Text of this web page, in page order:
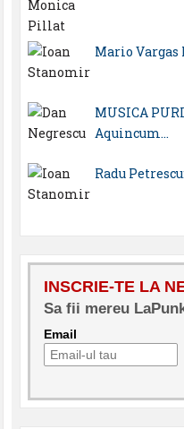
Mario
MUSICA
Aquincum…
Radu
INSCRIE-TE LA
Sa fii mereu
Email